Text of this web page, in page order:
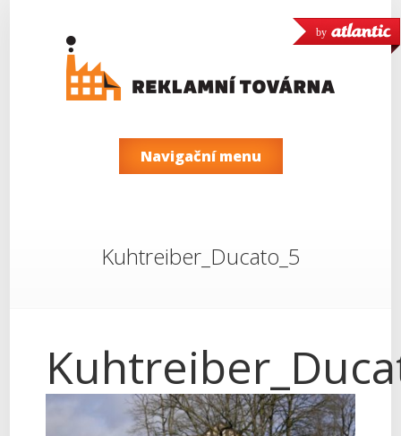
by
Navigační menu
Kuhtreiber_Ducato_5